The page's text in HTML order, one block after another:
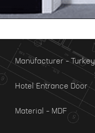
Manufacturer – Turkey
Hotel Entrance Door
Material – MDF